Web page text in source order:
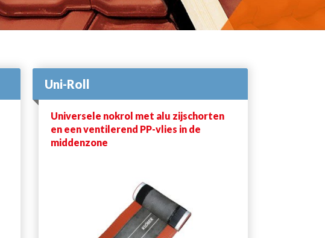
Uni-Roll
Universele nokrol met alu zijschorten
en een ventilerend PP-vlies in de
middenzone